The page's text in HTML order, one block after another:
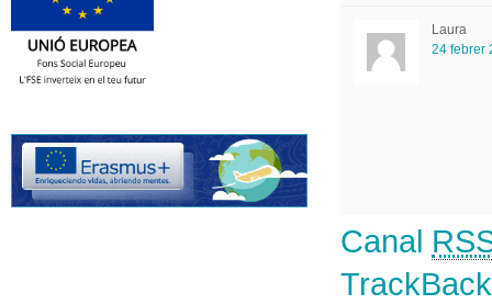
Laura
24 febrer
Canal